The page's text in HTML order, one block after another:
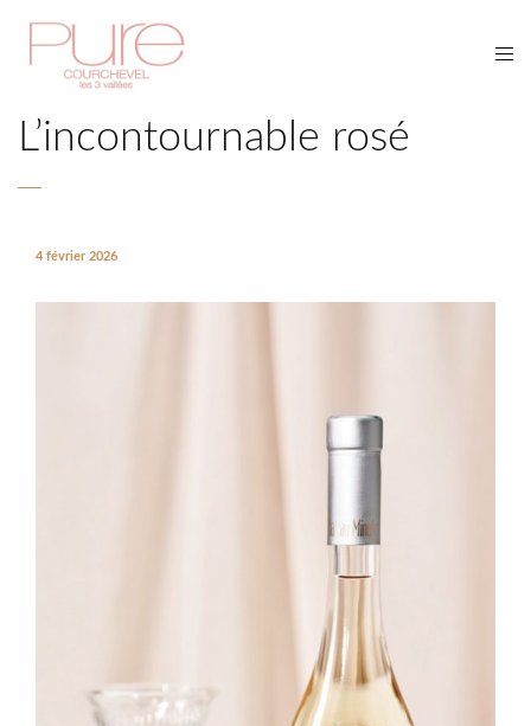
L’incontournable rosé
4 février 2026